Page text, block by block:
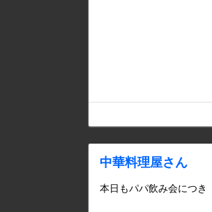
中華料理屋さん
本日もパパ飲み会につき